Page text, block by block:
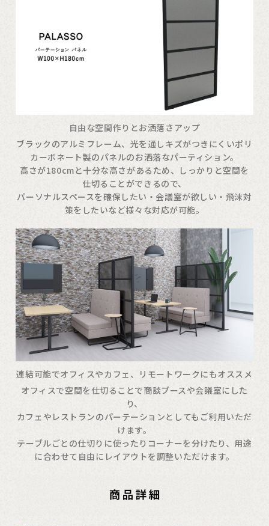
自由な空間作りとお洒落さアップ
ブラックのアルミフレーム、光を通しキズがつきにくいポリ
カーボネート製のパネルのお洒落なパーティション。
高さが180cmと十分な高さがあるため、しっかりと空間を
仕切ることができるので、
パーソナルスペースを確保したい・会議室が欲しい・飛沫対
策をしたいなど様々な対応が可能。
連結可能でオフィスやカフェ、リモートワークにもオススメ
オフィスで空間を仕切ることで商談ブースや会議室にした
り、
カフェやレストランのパーテーションとしてもご利用いただ
けます。
テーブルごとの仕切りに使ったりコーナーを分けたり、用途
に合わせて自由にレイアウトを調整いただけます。